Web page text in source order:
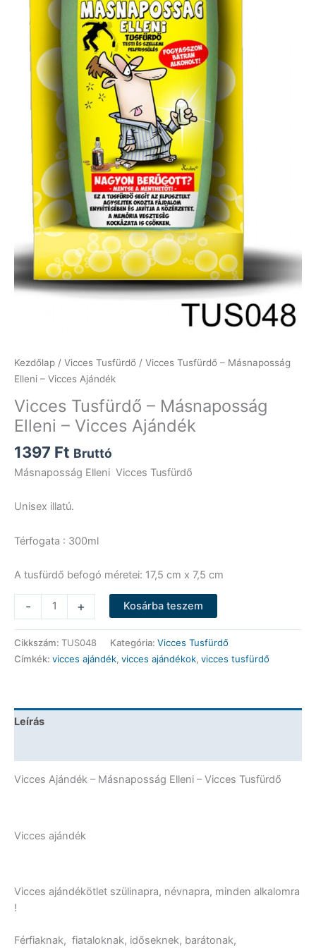
Kezdőlap / Vicces Tusfürdő / Vicces Tusfürdő – Másnaposság
Elleni – Vicces Ajándék
Vicces Tusfürdő – Másnaposság
Elleni – Vicces Ajándék
1397 Ft Bruttó
Másnaposság Elleni Vicces Tusfürdő
Unisex illatú.
Térfogata : 300ml
A tusfürdő befogó méretei: 17,5 cm x 7,5 cm
-
Tusfürdő
-
Másnaposság
Elleni
Ajándék
+ Kosárba teszem
Cikkszám: TUS048 Kategória: Vicces Tusfürdő
Címkék: vicces ajándék, vicces ajándékok, vicces tusfürdő
Leírás
Vicces Ajándék – Másnaposság Elleni – Vicces Tusfürdő
Vicces ajándék
Vicces ajándékötlet szülinapra, névnapra, minden alkalomra
!
Férfiaknak, fiataloknak, időseknek, barátonak,